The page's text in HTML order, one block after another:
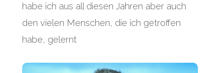
habe ich aus all diesen Jahren aber auch
den vielen Menschen, die ich getroffen
habe, gelernt